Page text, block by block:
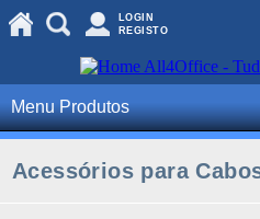
LOGIN
REGISTO
Menu Produtos
Acessórios para